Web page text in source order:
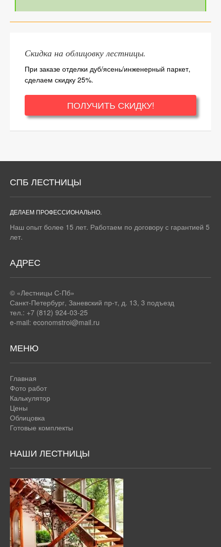
Скидка на облицовку лестницы.
При заказе отделки дуб/ясень/инженерный паркет,
сделаем скидку 25%.
ПОЛУЧИТЬ СКИДКУ!
СПБ ЛЕСТНИЦЫ
ДЕЛАЕМ ПРОФЕССИОНАЛЬНО.
Наш опыт более 15 лет. Работаем по договору с гарантией 5
лет.
АДРЕС
© «Лестницы С-Пб»
Санкт-Петербург, Заневский пр-т, д. 13, 3 подъезд
тел.: +7 (812) 924-03-25
e-mail: economstroi@mail.ru
МЕНЮ
Главная
Фото работ
Калькулятор
Цены
Облицовка
Готовые комплекты
НАШИ ЛЕСТНИЦЫ